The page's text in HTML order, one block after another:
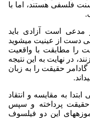
فلسفی هستند، اما با
مدعی است آزادی باید
دست از عینیت می­شوید
را مطابقت با واقعیت
در نهایت به این نتیجه
حقیقت را به زبان
به مقایسه­ و انتقاد
حقیقت پرداخته و سپس
این دو فیلسوف